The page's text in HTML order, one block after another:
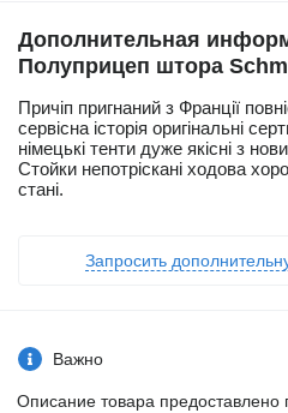
Дополнительная
Полуприцеп штора
Причіп пригнаний з Франції
сервісна історія оригінальні
німецькі тенти дуже якісні з
Стойки непотріскані ходова
стані.
Запросить
Важно
Описание товара предоставлено